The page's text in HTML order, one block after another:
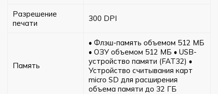
Разрешение
печати
300 DPI
Память
• Флэш-память объемом 512 МБ
• ОЗУ объемом 512 МБ • USB-
устройство памяти (FAT32) •
Устройство считывания карт
micro SD для расширения
объема памяти до 32 ГБ